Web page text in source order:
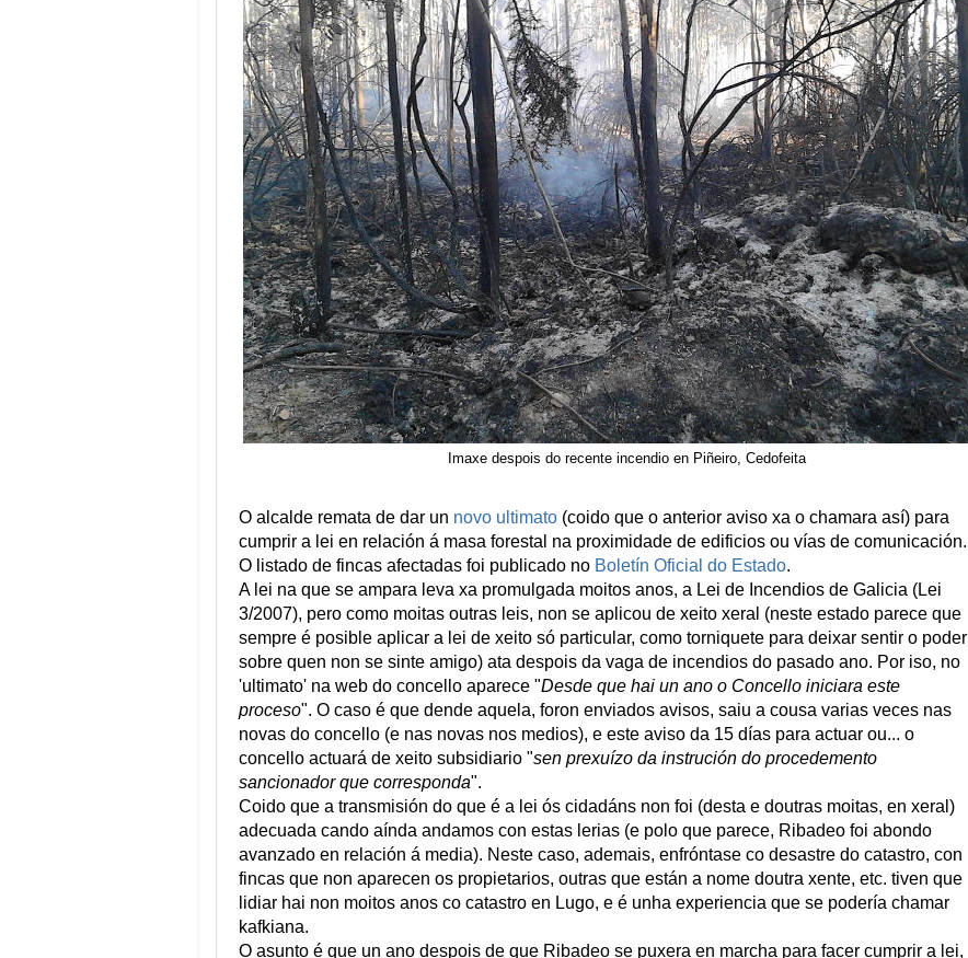
Imaxe despois do recente incendio en Piñeiro, Cedofeita
O alcalde remata de dar un novo ultimato (coido que o anterior aviso xa o chamara así) para
cumprir a lei en relación á masa forestal na proximidade de edificios ou vías de comunicación.
O listado de fincas afectadas foi publicado no Boletín Oficial do Estado.
A lei na que se ampara leva xa promulgada moitos anos, a Lei de Incendios de Galicia (Lei
3/2007), pero como moitas outras leis, non se aplicou de xeito xeral (neste estado parece que
sempre é posible aplicar a lei de xeito só particular, como torniquete para deixar sentir o poder
sobre quen non se sinte amigo) ata despois da vaga de incendios do pasado ano. Por iso, no
'ultimato' na web do concello aparece "Desde que hai un ano o Concello iniciara este
proceso". O caso é que dende aquela, foron enviados avisos, saiu a cousa varias veces nas
novas do concello (e nas novas nos medios), e este aviso da 15 días para actuar ou... o
concello actuará de xeito subsidiario "sen prexuízo da instrución do procedemento
sancionador que corresponda".
Coido que a transmisión do que é a lei ós cidadáns non foi (desta e doutras moitas, en xeral)
adecuada cando aínda andamos con estas lerias (e polo que parece, Ribadeo foi abondo
avanzado en relación á media). Neste caso, ademais, enfróntase co desastre do catastro, con
fincas que non aparecen os propietarios, outras que están a nome doutra xente, etc. tiven que
lidiar hai non moitos anos co catastro en Lugo, e é unha experiencia que se podería chamar
kafkiana.
O asunto é que un ano despois de que Ribadeo se puxera en marcha para facer cumprir a lei,